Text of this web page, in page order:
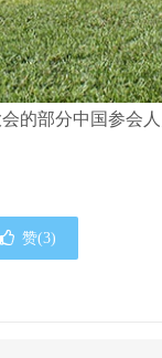
的部分中国参会
赞(3)